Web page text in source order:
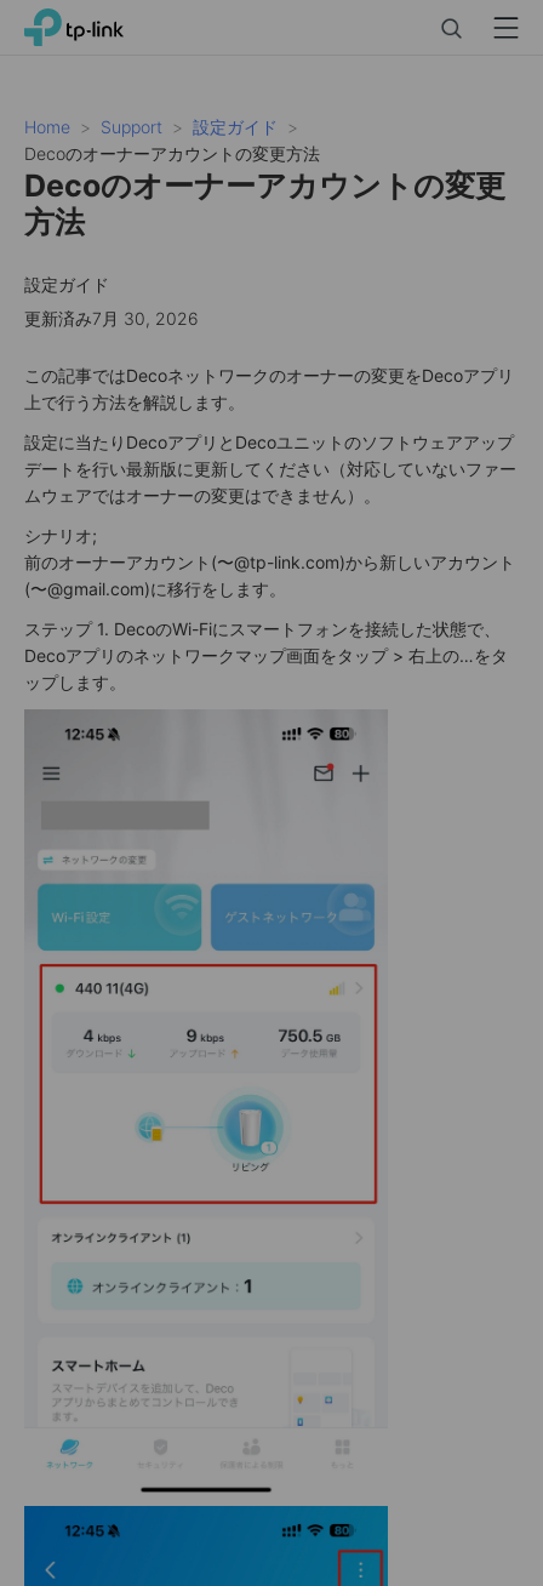
Click
navigation
bar
TP-Link, Reliably Smart Menu
Home Support
設定ガイド
Decoのオーナーアカウントの変更方法
Decoのオーナーアカウントの変更
方法
設定ガイド
更新済み7月 30, 2026
この記事ではDecoネットワークのオーナーの変更をDecoアプリ
上で行う方法を解説します。
設定に当たりDecoアプリとDecoユニットのソフトウェアアップ
デートを行い最新版に更新してください（対応していないファー
ムウェアではオーナーの変更はできません）。
シナリオ;
前のオーナーアカウント(〜@tp-link.com)から新しいアカウント
(〜@gmail.com)に移行をします。
ステップ 1. DecoのWi-Fiにスマートフォンを接続した状態で、
Decoアプリのネットワークマップ画面をタップ > 右上の…をタ
ップします。